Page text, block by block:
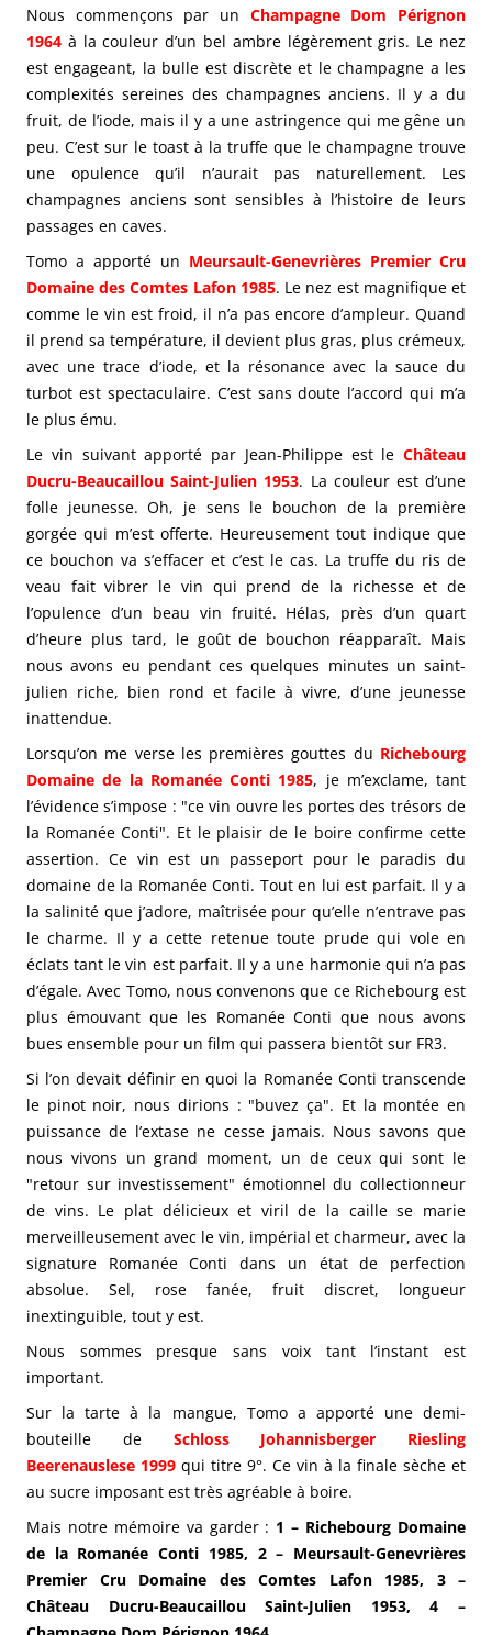
Nous commençons par un Champagne Dom Pérignon
1964 à la couleur d’un bel ambre légèrement gris. Le nez
est engageant, la bulle est discrète et le champagne a les
complexités sereines des champagnes anciens. Il y a du
fruit, de l’iode, mais il y a une astringence qui me gêne un
peu. C’est sur le toast à la truffe que le champagne trouve
une opulence qu’il n’aurait pas naturellement. Les
champagnes anciens sont sensibles à l’histoire de leurs
passages en caves.
Tomo a apporté un Meursault-Genevrières Premier Cru
Domaine des Comtes Lafon 1985. Le nez est magnifique et
comme le vin est froid, il n’a pas encore d’ampleur. Quand
il prend sa température, il devient plus gras, plus crémeux,
avec une trace d’iode, et la résonance avec la sauce du
turbot est spectaculaire. C’est sans doute l’accord qui m’a
le plus ému.
Le vin suivant apporté par Jean-Philippe est le Château
Ducru-Beaucaillou Saint-Julien 1953. La couleur est d’une
folle jeunesse. Oh, je sens le bouchon de la première
gorgée qui m’est offerte. Heureusement tout indique que
ce bouchon va s’effacer et c’est le cas. La truffe du ris de
veau fait vibrer le vin qui prend de la richesse et de
l’opulence d’un beau vin fruité. Hélas, près d’un quart
d’heure plus tard, le goût de bouchon réapparaît. Mais
nous avons eu pendant ces quelques minutes un saint-
julien riche, bien rond et facile à vivre, d’une jeunesse
inattendue.
Lorsqu’on me verse les premières gouttes du Richebourg
Domaine de la Romanée Conti 1985, je m’exclame, tant
l’évidence s’impose : "ce vin ouvre les portes des trésors de
la Romanée Conti". Et le plaisir de le boire confirme cette
assertion. Ce vin est un passeport pour le paradis du
domaine de la Romanée Conti. Tout en lui est parfait. Il y a
la salinité que j’adore, maîtrisée pour qu’elle n’entrave pas
le charme. Il y a cette retenue toute prude qui vole en
éclats tant le vin est parfait. Il y a une harmonie qui n’a pas
d’égale. Avec Tomo, nous convenons que ce Richebourg est
plus émouvant que les Romanée Conti que nous avons
bues ensemble pour un film qui passera bientôt sur FR3.
Si l’on devait définir en quoi la Romanée Conti transcende
le pinot noir, nous dirions : "buvez ça". Et la montée en
puissance de l’extase ne cesse jamais. Nous savons que
nous vivons un grand moment, un de ceux qui sont le
"retour sur investissement" émotionnel du collectionneur
de vins. Le plat délicieux et viril de la caille se marie
merveilleusement avec le vin, impérial et charmeur, avec la
signature Romanée Conti dans un état de perfection
absolue. Sel, rose fanée, fruit discret, longueur
inextinguible, tout y est.
Nous sommes presque sans voix tant l’instant est
important.
Sur la tarte à la mangue, Tomo a apporté une demi-
bouteille de Schloss Johannisberger Riesling
Beerenauslese 1999 qui titre 9°. Ce vin à la finale sèche et
au sucre imposant est très agréable à boire.
Mais notre mémoire va garder : 1 – Richebourg Domaine
de la Romanée Conti 1985, 2 – Meursault-Genevrières
Premier Cru Domaine des Comtes Lafon 1985, 3 –
Château Ducru-Beaucaillou Saint-Julien 1953, 4 –